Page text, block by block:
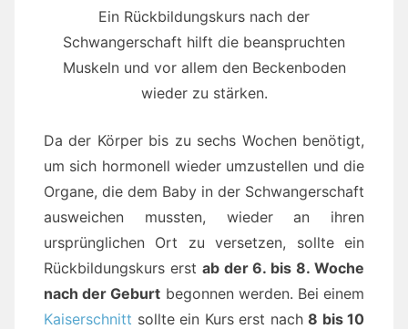
Ein Rückbildungskurs nach der
Schwangerschaft hilft die beanspruchten
Muskeln und vor allem den Beckenboden
wieder zu stärken.
Da der Körper bis zu sechs Wochen benötigt,
um sich hormonell wieder umzustellen und die
Organe, die dem Baby in der Schwangerschaft
ausweichen mussten, wieder an ihren
ursprünglichen Ort zu versetzen, sollte ein
Rückbildungskurs erst ab der 6. bis 8. Woche
nach der Geburt begonnen werden. Bei einem
Kaiserschnitt sollte ein Kurs erst nach 8 bis 10